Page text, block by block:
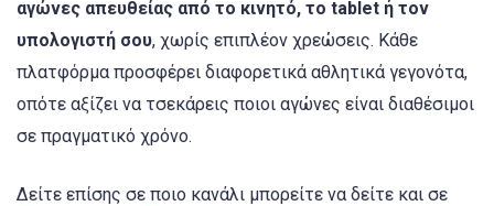
αγώνες απευθείας από το κινητό, το tablet ή τον
υπολογιστή σου, χωρίς επιπλέον χρεώσεις. Κάθε
πλατφόρμα προσφέρει διαφορετικά αθλητικά γεγονότα,
οπότε αξίζει να τσεκάρεις ποιοι αγώνες είναι διαθέσιμοι
σε πραγματικό χρόνο.
Δείτε επίσης σε ποιο κανάλι μπορείτε να δείτε και σε